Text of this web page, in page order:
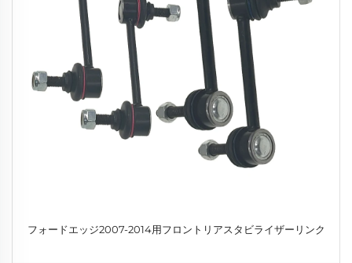
フォードエッジ2007-2014用フロントリアスタビライザーリンク